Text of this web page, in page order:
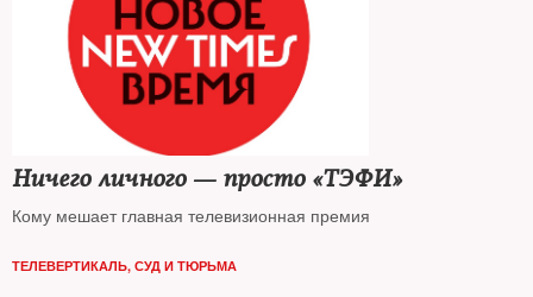
Ничего личного — просто «ТЭФИ»
Кому мешает главная телевизионная премия
ТЕЛЕВЕРТИКАЛЬ, СУД И ТЮРЬМА